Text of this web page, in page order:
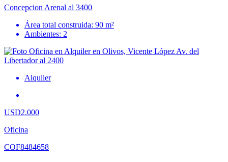
Concepcion Arenal al 3400
Área total construida: 90 m²
Ambientes: 2
Alquiler
USD2.000
Oficina
COF8484658